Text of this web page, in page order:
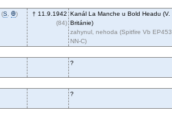
(S Ꚛ)
† 11.9.1942
(84)
Kanál La Manche u Bold Headu (V.
Británie)
zahynul, nehoda (Spitfire Vb EP453
NN-C)
?
?